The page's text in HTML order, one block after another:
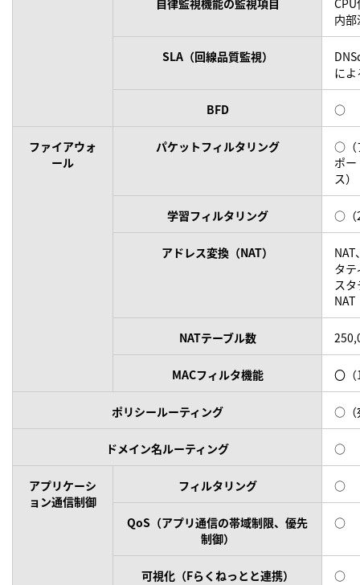
自律監視機能の監視項目
内
SLA（回線品質監視）
に
BFD ○
ファイアウォ
ール
パケットフィルタリング
○（
ポ
ス）
学習フィルタリング ○（
アドレス変換（NAT）
NAT
タテ
スタ
NAT
NATテーブル数
MACフィルタ機能 〇（
ポリシールーティング ○（
ドメイン名ルーティング ○
アプリケーシ
ョン通信制御
フィルタリング ○
QoS（アプリ通信の帯域制限、優先
制御）
○
可視化（Fらくねっとと連携） ○